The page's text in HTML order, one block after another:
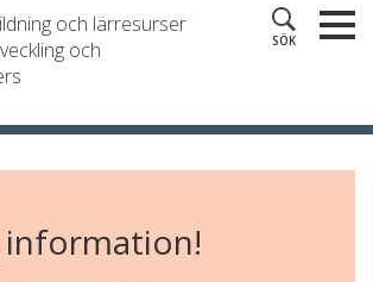
och lärresurser
och
SÖK
information!